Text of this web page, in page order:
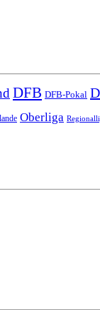
DFB DFB-Pokal
Oberliga